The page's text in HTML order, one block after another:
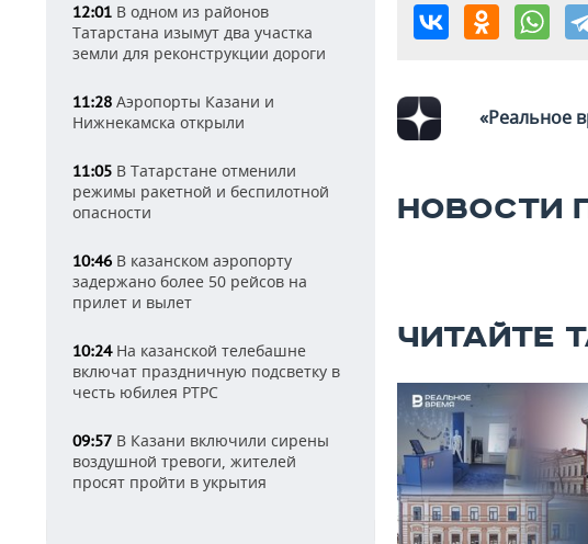
12:01 В одном из районов
Татарстана изымут два участка
земли для реконструкции дороги
11:28 Аэропорты Казани и
Нижнекамска открыли
11:05 В Татарстане отменили
режимы ракетной и беспилотной
опасности
10:46 В казанском аэропорту
задержано более 50 рейсов на
прилет и вылет
10:24На казанской телебашне
включат праздничную подсветку в
честь юбилея РТРС
09:57 В Казани включили сирены
воздушной тревоги, жителей
просят пройти в укрытия
«Реальное
НОВОСТИ
ЧИТАЙТЕ